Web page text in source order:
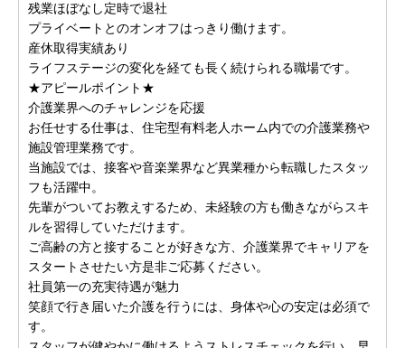
残業ほぼなし定時で退社
プライベートとのオンオフはっきり働けます。
産休取得実績あり
ライフステージの変化を経ても長く続けられる職場です。
★アピールポイント★
介護業界へのチャレンジを応援
お任せする仕事は、住宅型有料老人ホーム内での介護業務や
施設管理業務です。
当施設では、接客や音楽業界など異業種から転職したスタッ
フも活躍中。
先輩がついてお教えするため、未経験の方も働きながらスキ
ルを習得していただけます。
ご高齢の方と接することが好きな方、介護業界でキャリアを
スタートさせたい方是非ご応募ください。
社員第一の充実待遇が魅力
笑顔で行き届いた介護を行うには、身体や心の安定は必須で
す。